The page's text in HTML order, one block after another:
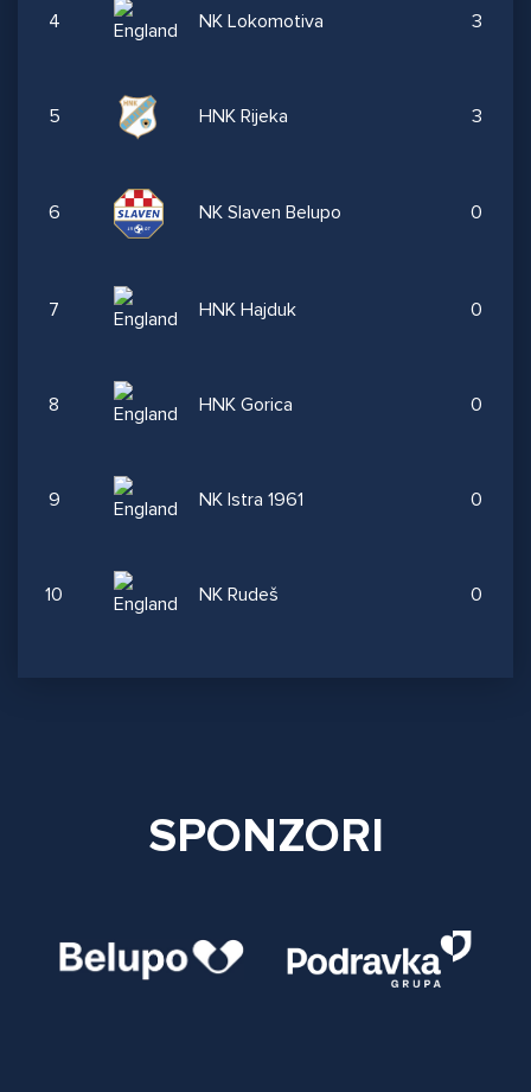
4 NK Lokomotiva 3
5 HNK Rijeka 3
6 NK Slaven Belupo 0
7 HNK Hajduk 0
8 HNK Gorica 0
9 NK Istra 1961 0
10 NK Rudeš 0
SPONZORI